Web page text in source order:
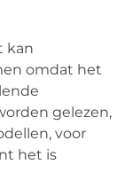
kan
omdat het
gelezen,
voor
het is